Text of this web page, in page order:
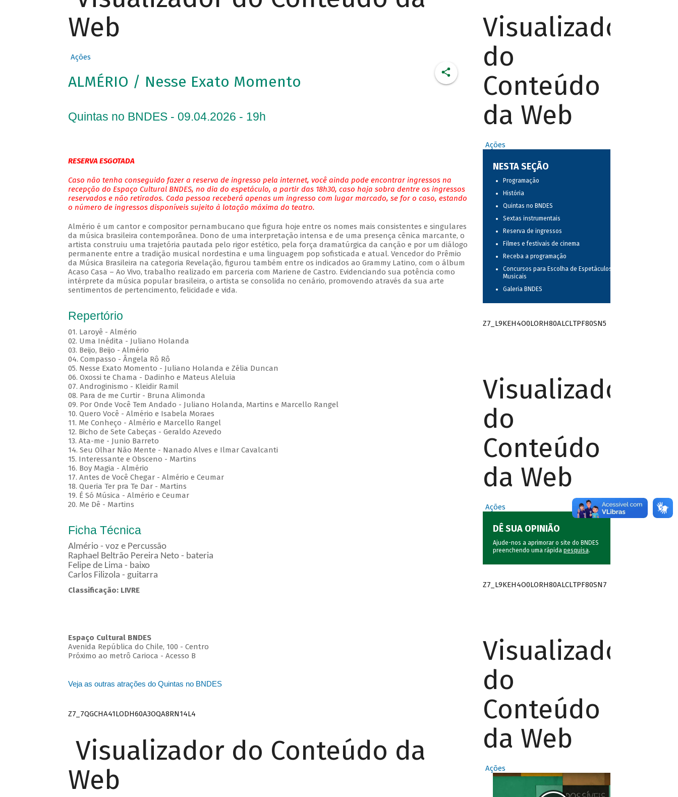
Web
Ações
ALMÉRIO / Nesse Exato Momento
Quintas no BNDES - 09.04.2026 - 19h
RESERVA ESGOTADA
Caso não tenha conseguido fazer a reserva de ingresso pela internet, você ainda pode encontrar ingressos na
recepção do Espaço Cultural BNDES, no dia do espetáculo, a partir das 18h30, caso haja sobra dentre os ingressos
reservados e não retirados. Cada pessoa receberá apenas um ingresso com lugar marcado, se for o caso, estando
o número de ingressos disponíveis sujeito à lotação máxima do teatro.
Almério é um cantor e compositor pernambucano que figura hoje entre os nomes mais consistentes e singulares
da música brasileira contemporânea. Dono de uma interpretação intensa e de uma presença cênica marcante, o
artista construiu uma trajetória pautada pelo rigor estético, pela força dramatúrgica da canção e por um diálogo
permanente entre a tradição musical nordestina e uma linguagem pop sofisticada e atual. Vencedor do Prêmio
da Música Brasileira na categoria Revelação, figurou também entre os indicados ao Grammy Latino, com o álbum
Acaso Casa – Ao Vivo, trabalho realizado em parceria com Mariene de Castro. Evidenciando sua potência como
intérprete da música popular brasileira, o artista se consolida no cenário, promovendo através da sua arte
sentimentos de pertencimento, felicidade e vida.
Repertório
01. Laroyê - Almério
02. Uma Inédita - Juliano Holanda
03. Beijo, Beijo - Almério
04. Compasso - Ângela Rô Rô
05. Nesse Exato Momento - Juliano Holanda e Zélia Duncan
06. Oxossi te Chama - Dadinho e Mateus Aleluia
07. Androginismo - Kleidir Ramil
08. Para de me Curtir - Bruna Alimonda
09. Por Onde Você Tem Andado - Juliano Holanda, Martins e Marcello Rangel
10. Quero Você - Almério e Isabela Moraes
11. Me Conheço - Almério e Marcello Rangel
12. Bicho de Sete Cabeças - Geraldo Azevedo
13. Ata-me - Junio Barreto
14. Seu Olhar Não Mente - Nanado Alves e Ilmar Cavalcanti
15. Interessante e Obsceno - Martins
16. Boy Magia - Almério
17. Antes de Você Chegar - Almério e Ceumar
18. Queria Ter pra Te Dar - Martins
19. É Só Música - Almério e Ceumar
20. Me Dê - Martins
Ficha Técnica
Almério - voz e Percussão
Raphael Beltrão Pereira Neto - bateria
Felipe de Lima - baixo
Carlos Filizola - guitarra
Classificação: LIVRE
Espaço Cultural BNDES
Avenida República do Chile, 100 - Centro
Próximo ao metrô Carioca - Acesso B
Veja as outras atrações do Quintas no BNDES
Z7_7QGCHA41LODH60A3OQA8RN14L4
Visualizador do Conteúdo da
Web
Visualizador
do
Conteúdo
da Web
Ações
NESTA SEÇÃO
Programação
História
Quintas no BNDES
Sextas instrumentais
Reserva de ingressos
Filmes e festivais de cinema
Receba a programação
Concursos para Escolha de Espetáculos
Musicais
Galeria BNDES
Z7_L9KEH4O0LORH80ALCLTPF80SN5
Visualizador
do
Conteúdo
da Web
Ações
DÊ SUA OPINIÃO
Ajude-nos a aprimorar o site do BNDES
preenchendo uma rápida pesquisa.
Z7_L9KEH4O0LORH80ALCLTPF80SN7
Visualizador
do
Conteúdo
da Web
Ações